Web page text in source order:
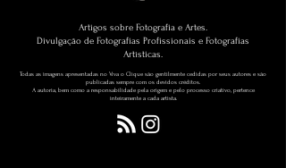
Artigos sobre Fotografia e Artes.
Divulgação de Fotografias Profissionais e Fotografias
Artísticas.
Todas as imagens apresentadas no Viva o Clique são gentilmente cedidas por seus autores e são
publicadas sempre com os devidos créditos.
A autoria, bem como a responsabilidade pela origem e pelo processo criativo, pertence
inteiramente a cada artista.